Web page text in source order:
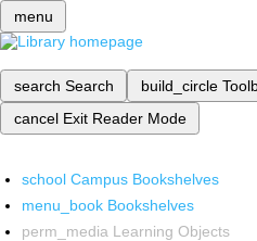
menu
search Search build_circle
cancel Exit Reader Mode
school Campus Bookshelves
menu_book Bookshelves
perm_media Learning Objects